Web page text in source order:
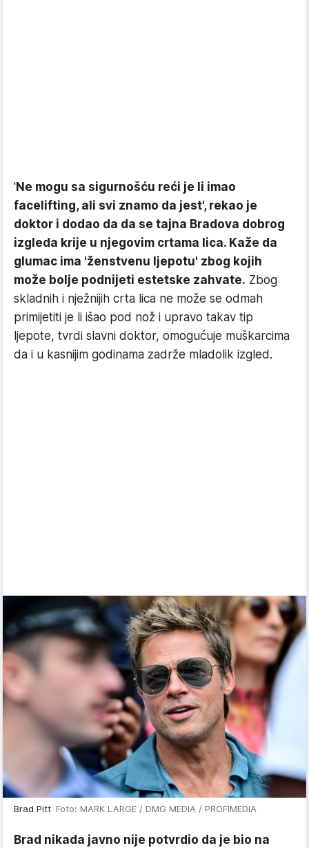
'Ne mogu sa sigurnošću reći je li imao
facelifting, ali svi znamo da jest', rekao je
doktor i dodao da da se tajna Bradova dobrog
izgleda krije u njegovim crtama lica. Kaže da
glumac ima 'ženstvenu ljepotu' zbog kojih
može bolje podnijeti estetske zahvate. Zbog
skladnih i nježnijih crta lica ne može se odmah
primijetiti je li išao pod nož i upravo takav tip
ljepote, tvrdi slavni doktor, omogućuje muškarcima
da i u kasnijim godinama zadrže mladolik izgled.
Brad Pitt Foto: MARK LARGE / DMG MEDIA / PROFIMEDIA
Brad nikada javno nije potvrdio da je bio na